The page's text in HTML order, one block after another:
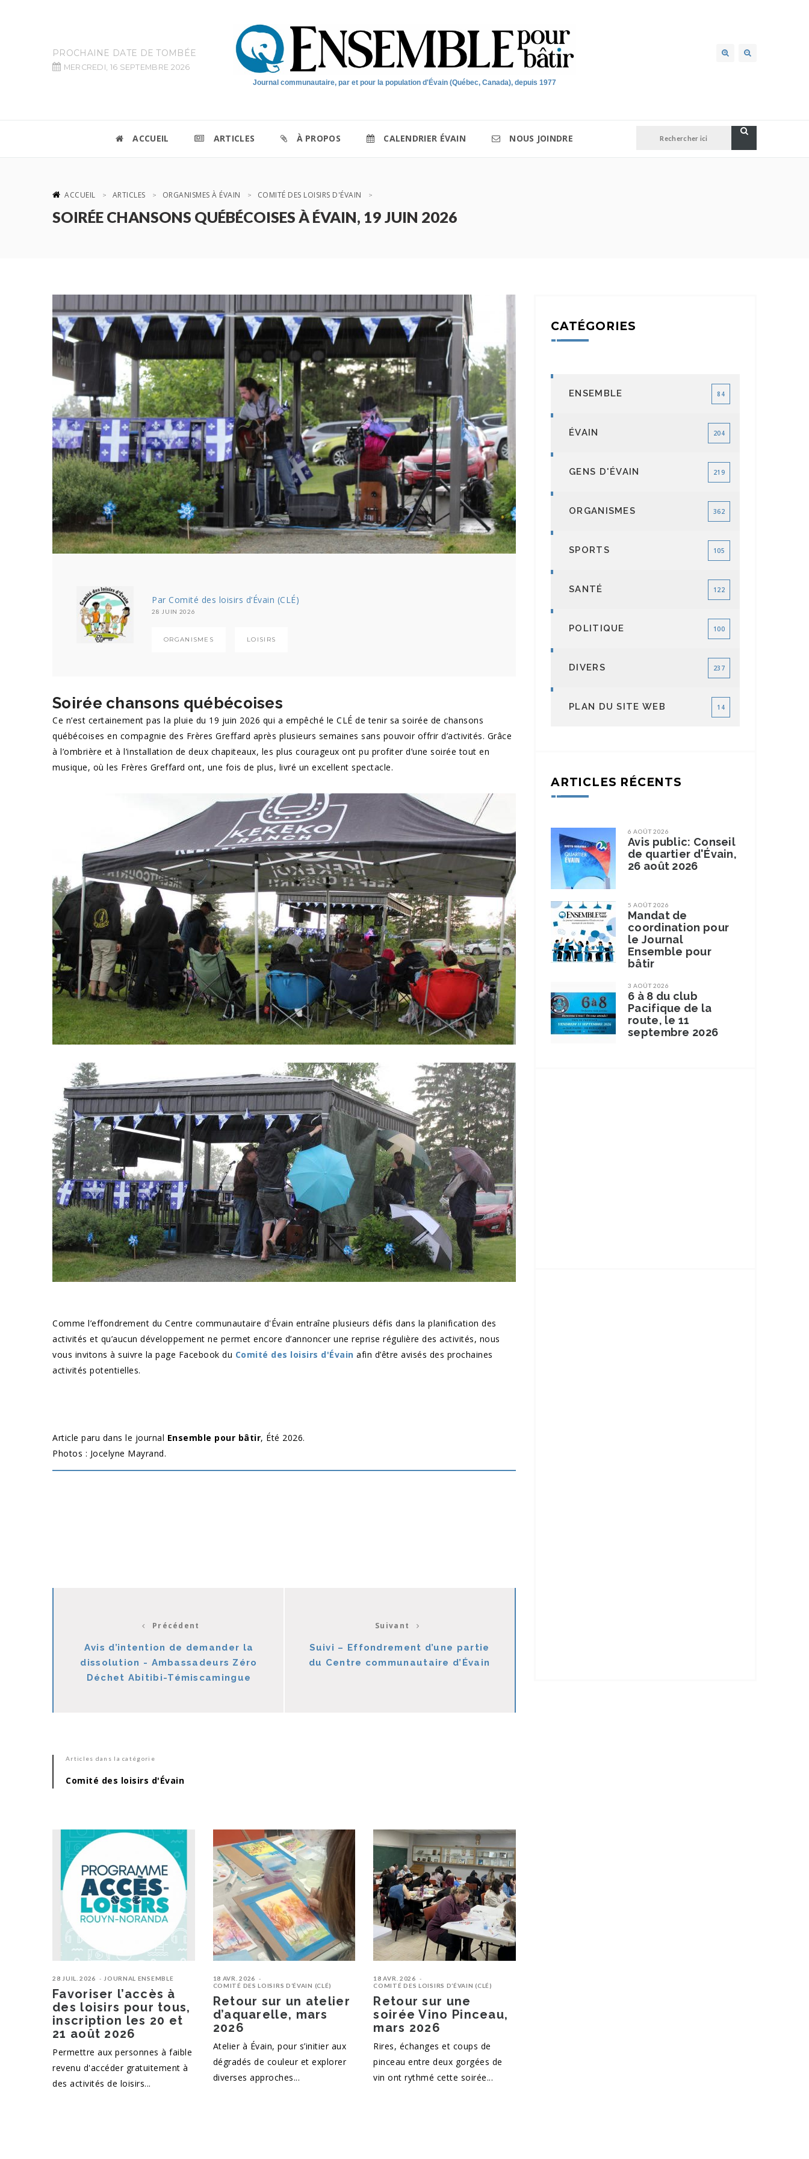
PROCHAINE DATE DE TOMBÉE
MERCREDI, 16 SEPTEMBRE 2026
Journal communautaire, par et pour la population d'Évain (Québec, Canada), depuis 1977
ACCUEIL ARTICLES À PROPOS CALENDRIER ÉVAIN NOUS JOINDRE
ACCUEIL ARTICLES ORGANISMES À ÉVAIN COMITÉ DES LOISIRS D'ÉVAIN
SOIRÉE CHANSONS QUÉBÉCOISES À ÉVAIN, 19 JUIN 2026
Par Comité des loisirs d’Évain (CLÉ)
28 JUIN 2026
ORGANISMES LOISIRS
Soirée chansons québécoises
Ce n’est certainement pas la pluie du 19 juin 2026 qui a empêché le CLÉ de tenir sa soirée de chansons
québécoises en compagnie des Frères Greffard après plusieurs semaines sans pouvoir offrir d’activités. Grâce
à l’ombrière et à l’installation de deux chapiteaux, les plus courageux ont pu profiter d’une soirée tout en
musique, où les Frères Greffard ont, une fois de plus, livré un excellent spectacle.
Comme l’effondrement du Centre communautaire d'Évain entraîne plusieurs défis dans la planification des
activités et qu’aucun développement ne permet encore d’annoncer une reprise régulière des activités, nous
vous invitons à suivre la page Facebook du Comité des loisirs d'Évain afin d’être avisés des prochaines
activités potentielles.
Article paru dans le journal Ensemble pour bâtir, Été 2026.
Photos : Jocelyne Mayrand.
Précédent
Avis d’intention de demander la
dissolution - Ambassadeurs Zéro
Déchet Abitibi-Témiscamingue
Suivant
Suivi – Effondrement d’une partie
du Centre communautaire d’Évain
Articles dans la catégorie
Comité des loisirs d'Évain
28 JUIL. 2026 JOURNAL ENSEMBLE
Favoriser l’accès à
des loisirs pour tous,
inscription les 20 et
21 août 2026
Permettre aux personnes à faible
revenu d'accéder gratuitement à
des activités de loisirs...
18 AVR. 2026
COMITÉ DES LOISIRS D’ÉVAIN (CLÉ)
Retour sur un atelier
d’aquarelle, mars
2026
Atelier à Évain, pour s’initier aux
dégradés de couleur et explorer
diverses approches...
18 AVR. 2026
COMITÉ DES LOISIRS D’ÉVAIN (CLÉ)
Retour sur une
soirée Vino Pinceau,
mars 2026
Rires, échanges et coups de
pinceau entre deux gorgées de
vin ont rythmé cette soirée...
CATÉGORIES
ENSEMBLE 84
ÉVAIN 204
GENS D'ÉVAIN 219
ORGANISMES 362
SPORTS 105
SANTÉ 122
POLITIQUE 100
DIVERS 237
PLAN DU SITE WEB 14
ARTICLES RÉCENTS
6 AOÛT 2026
Avis public: Conseil
de quartier d'Évain,
26 août 2026
5 AOÛT 2026
Mandat de
coordination pour
le Journal
Ensemble pour
bâtir
3 AOÛT 2026
6 à 8 du club
Pacifique de la
route, le 11
septembre 2026